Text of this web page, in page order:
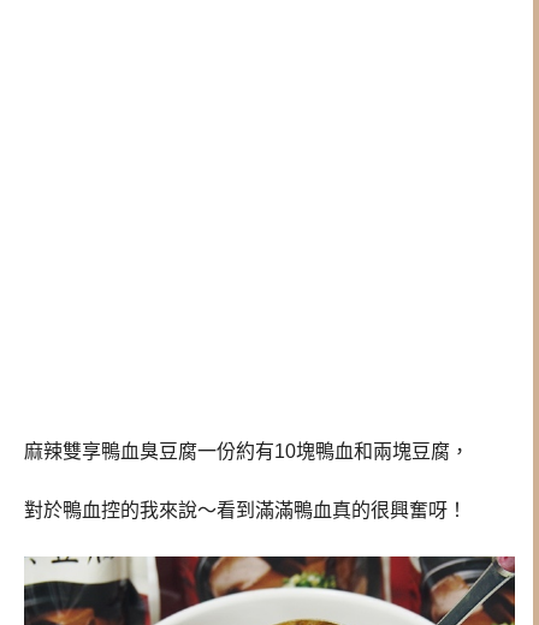
麻辣雙享鴨血臭豆腐一份約有10塊鴨血和兩塊豆腐，
對於鴨血控的我來說～看到滿滿鴨血真的很興奮呀！